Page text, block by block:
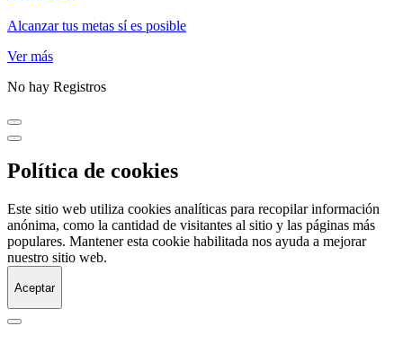
Alcanzar tus metas sí es posible
Ver más
No hay Registros
Política de cookies
Este sitio web utiliza cookies analíticas para recopilar información
anónima, como la cantidad de visitantes al sitio y las páginas más
populares. Mantener esta cookie habilitada nos ayuda a mejorar
nuestro sitio web.
Aceptar